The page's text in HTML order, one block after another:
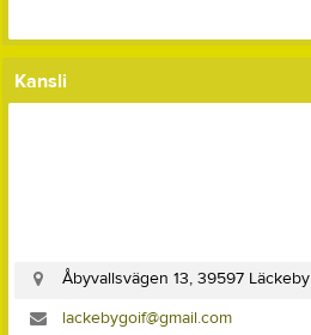
Kansli
Åbyvallsvägen 13, 39597 Läckeby
lackebygoif@gmail.com